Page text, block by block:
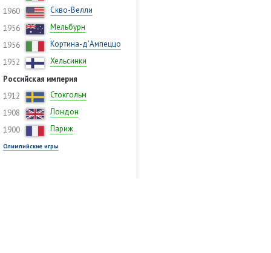
1960
Скво-Велли
1956
Мельбурн
1956
Кортина-д’Ампеццо
1952
Хельсинки
Российская империя
1912
Стокгольм
1908
Лондон
1900
Париж
Олимпийские игры